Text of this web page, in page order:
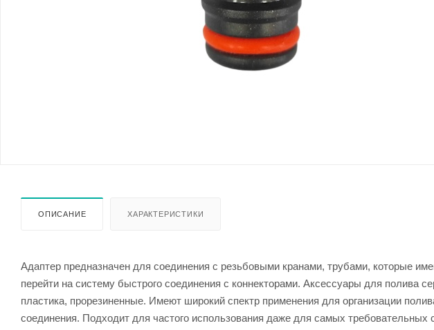
ОПИСАНИЕ ХАРАКТЕРИСТИКИ
Адаптер предназначен для соединения с резьбовыми кранами, трубами, которые
перейти на систему быстрого соединения с коннекторами. Аксессуары для полива
пластика, прорезиненные. Имеют широкий спектр применения для организации
соединения. Подходит для частого использования даже для самых требовательных